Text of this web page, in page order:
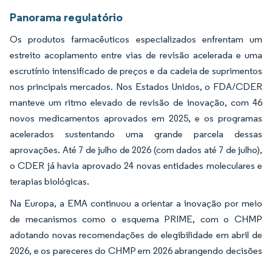
Panorama regulatório
Os produtos farmacêuticos especializados enfrentam um
estreito acoplamento entre vias de revisão acelerada e uma
escrutínio intensificado de preços e da cadeia de suprimentos
nos principais mercados. Nos Estados Unidos, o FDA/CDER
manteve um ritmo elevado de revisão de inovação, com 46
novos medicamentos aprovados em 2025, e os programas
acelerados sustentando uma grande parcela dessas
aprovações. Até 7 de julho de 2026 (com dados até 7 de julho),
o CDER já havia aprovado 24 novas entidades moleculares e
terapias biológicas.
Na Europa, a EMA continuou a orientar a inovação por meio
de mecanismos como o esquema PRIME, com o CHMP
adotando novas recomendações de elegibilidade em abril de
2026, e os pareceres do CHMP em 2026 abrangendo decisões